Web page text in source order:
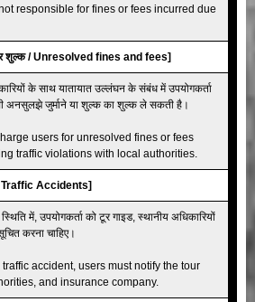
responsible for fines or fees incurred due
शुल्क / Unresolved fines and fees]
के साथ यातायात उल्लंघन के संबंध में उपयोगकर्ता
भी अनसुलझे जुर्माने या शुल्क का शुल्क ले सकती है।
users for unresolved fines or fees
traffic violations with local authorities.
/ Traffic Accidents]
स्थिति में, उपयोगकर्ता को टूर गाइड, स्थानीय अधिकारियों
करना चाहिए।
traffic accident, users must notify the tour
and insurance company.